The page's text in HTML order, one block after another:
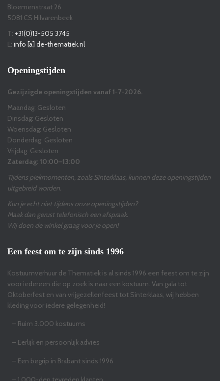
Bloemenstraat 26
5081 CS Hilvarenbeek
T: +31(0)13-505 3745
E: info [a] de-thematiek.nl
Openingstijden
Gezijzigde openingstijden vanaf 1-7-2026.
Maandag: Gesloten
Dinsdag: Gesloten
Woensdag: Gesloten
Donderdag: Gesloten
Vrijdag: Gesloten
Zaterdag: 10:00–13:00
Tijdens piekmomenten, zoals Sinterklaas, kunnen deze openingstijden
uitgebreid worden.
Kun je echt niet tijdens onze openingstijden?
Maak dan gerust telefonisch een afspraak.
Wij doen de winkel graag voor je open!
Een feest om te zijn sinds 1996
Kostuumverhuur de Thematiek is al sinds 1996 een feest om te zijn
voor iedereen die op zoek is naar een kostuum. Van gala tot
Oktoberfest en van vrijgezellenfeest tot Sinterklaas, wij hebben
kleding voor iedere gelegenheid!
– Ruim 3.000 kostuums
– Eerlijk en persoonlijk advies
– Een begrip in Brabant sinds 1996